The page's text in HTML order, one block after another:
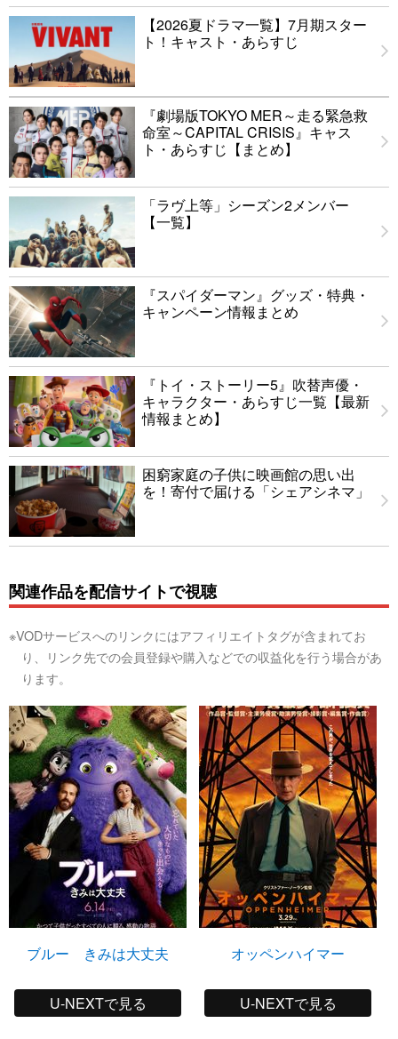
【2026夏ドラマ一覧】7月期スター
ト！キャスト・あらすじ
『劇場版TOKYO MER～走る緊急救
命室～CAPITAL CRISIS』キャス
ト・あらすじ【まとめ】
「ラヴ上等」シーズン2メンバー
【一覧】
『スパイダーマン』グッズ・特典・
キャンペーン情報まとめ
『トイ・ストーリー5』吹替声優・
キャラクター・あらすじ一覧【最新
情報まとめ】
困窮家庭の子供に映画館の思い出
を！寄付で届ける「シェアシネマ」
関連作品を配信サイトで視聴
※VODサービスへのリンクにはアフィリエイトタグが含まれてお
り、リンク先での会員登録や購入などでの収益化を行う場合があ
ります。
ブルー きみは大丈夫
U-NEXTで見る
オッペンハイマー
U-NEXTで見る